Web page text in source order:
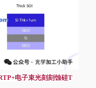
电子束光刻刻蚀硅T